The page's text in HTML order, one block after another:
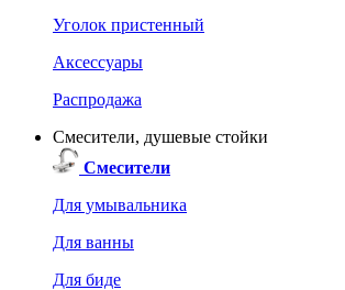
Уголок пристенный
Аксессуары
Распродажа
Смесители, душевые стойки
Смесители
Для умывальника
Для ванны
Для биде